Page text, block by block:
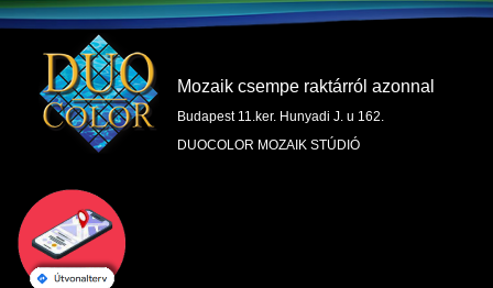
Mozaik csempe raktárról azonnal
Budapest 11.ker. Hunyadi J. u 162.
DUOCOLOR MOZAIK STÚDIÓ